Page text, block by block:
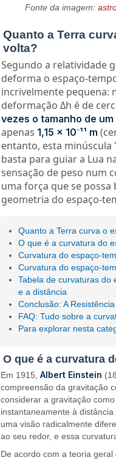
Fonte da imagem:
Quanto a Terra
volta?
Segundo a relatividade
deforma o espaço-
incrivelmente pequena:
deformação Δh é de
vezes o tamanho de um
apenas 1,15 × 10⁻¹¹ m
entanto, esta
basta para guiar a Lua
sensação de peso num
uma força que se
geometria do espaço-
Quanto a Terra curva o
O que é a curvatura do
Curvatura do espaço-
Curvatura do espaço-
Tabela de curvaturas do
e a distância
Conclusão: A
FAQ: Tudo sobre a
Para explorar nesta
O que é a curvatura
Em 1915,Albert Einstein
compreensão da gravitação
considerar a gravitação
instantaneamente à
uma visão radicalmente
ao seu redor, e essa
De acordo com a teoria